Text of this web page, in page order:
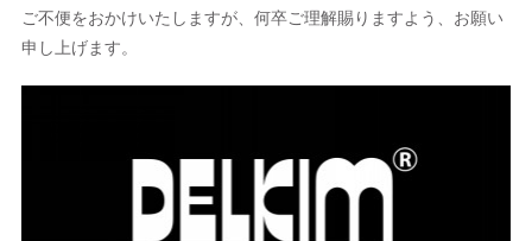
ご不便をおかけいたしますが、何卒ご理解賜りますよう、お願い
申し上げます。